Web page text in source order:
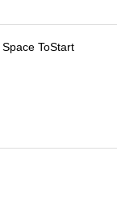
ToStart